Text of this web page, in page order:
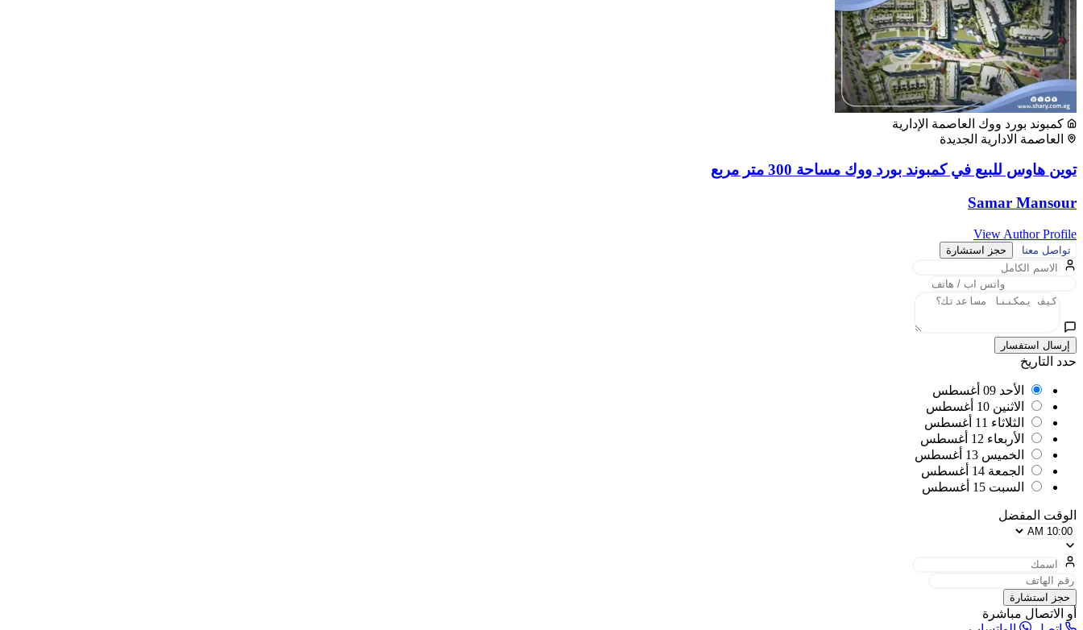
كمبوند بورد ووك العاصمة الإدارية
العاصمة الادارية الجديدة
توين هاوس للبيع في كمبوند بورد ووك مساحة 300 متر مربع
Samar Mansour
View Author Profile
تواصل معنا حجز استشارة
إرسال استفسار
حدد التاريخ
الأحد 09 أغسطس
الاثنين 10 أغسطس
الثلاثاء 11 أغسطس
الأربعاء 12 أغسطس
الخميس 13 أغسطس
الجمعة 14 أغسطس
السبت 15 أغسطس
الوقت المفضل
حجز استشارة
أو الاتصال مباشرة